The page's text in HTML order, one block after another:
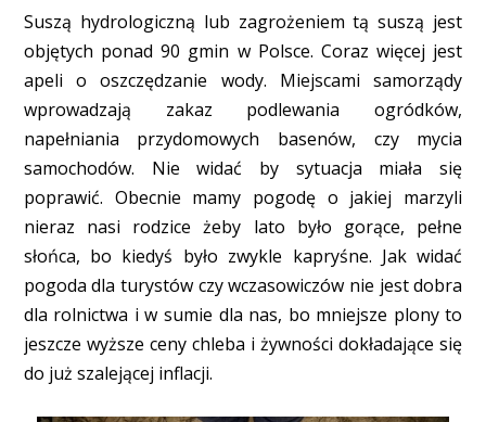
Suszą hydrologiczną lub zagrożeniem tą suszą jest
objętych ponad 90 gmin w Polsce. Coraz więcej jest
apeli o oszczędzanie wody. Miejscami samorządy
wprowadzają zakaz podlewania ogródków,
napełniania przydomowych basenów, czy mycia
samochodów. Nie widać by sytuacja miała się
poprawić. Obecnie mamy pogodę o jakiej marzyli
nieraz nasi rodzice żeby lato było gorące, pełne
słońca, bo kiedyś było zwykle kapryśne. Jak widać
pogoda dla turystów czy wczasowiczów nie jest dobra
dla rolnictwa i w sumie dla nas, bo mniejsze plony to
jeszcze wyższe ceny chleba i żywności dokładające się
do już szalejącej inflacji.